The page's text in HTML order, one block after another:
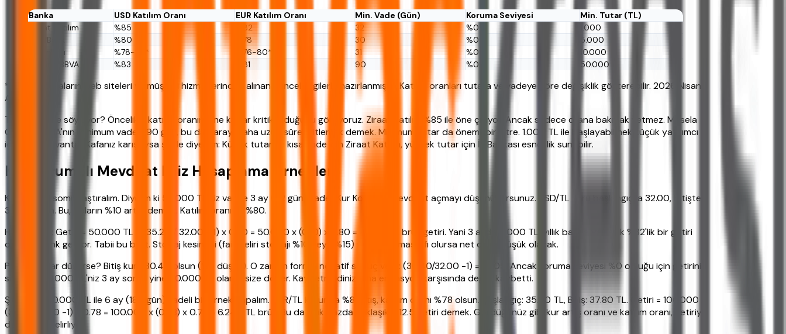
Banka USD Katılım Oranı EUR Katılım Oranı Min. Vade (Gün) Koruma Seviyesi
Min. Tutar (TL)
Ziraat Katılım
%85 %82 32 %0
1.000
%80 %78 30 %0
5.000
İş Bankası
%78-82* %76-80* 31 %0
10.000
Garanti BBVA
%83 %81 90 %0 50.000
*Tablo, bankaların web siteleri ve müşteri hizmetlerinden alınan güncel bilgilerle hazırlanmıştır. Katılım oranları tutara ve vadeye göre değişiklik gösterebilir. 2026 Nisan
Ayı verileri.
Tablo bize ne söylüyor? Öncelikle katılım oranının ne kadar kritik olduğunu görüyoruz. Ziraat Katılım %85 ile öne çıkıyor. Ancak sadece orana bakmak yetmez. Mesela
Garanti BBVA'nın minimum vadesi 90 gün, bu da parayı daha uzun süre kilitlemek demek. Minimum tutar da önemli bir filtre. 1.000 TL ile başlayabilmek küçük yatırımcı
için büyük avantaj. Kafanız karıştıysa şöyle diyeyim: Küçük tutar ve kısa vade için Ziraat Katılım, yüksek tutar için İş Bankası esneklik sunabilir.
Kur Korumalı Mevduat Faiz Hesaplama Örnekleri
Konuşmayı somutlaştıralım. Diyelim ki 50.000 TL'niz var ve 3 ay (92 gün) vadeli Kur Korumalı Mevduat açmayı düşünüyorsunuz. USD/TL kuru başlangıçta 32.00, bitişte
35.20 olsun. Bu, doların %10 artışı demek. Katılım oranınız %80.
Hesaplama: Getiri = 50.000 TL x (35.20 / 32.00 - 1) x 0.80 = 50.000 x (0.10) x 0.80 = 4.000 TL brüt getiri. Yani 3 ayda 4.000 TL, yıllık bazda yaklaşık %32'lik bir getiri
oranına denk geliyor. Tabii bu brüt. Stopaj kesintisi (faiz geliri stopajı %10 veya %15) ve banka masrafı olursa net daha düşük olacak.
Peki ya dolar düşerse? Bitiş kuru 30.40 olsun (%5 düşüş). O zaman formül negatif sonuç verir: (30.40/32.00 -1) = -0.05. Ancak koruma seviyesi %0 olduğu için getiriniz
sıfır olur. 50.000 TL'niz 3 ay sonra yine 50.000 TL olarak size döner. Kaybetmediniz ama enflasyon karşısında değer kaybetti.
Şimdi de 100.000 TL ile 6 ay (184 gün) vadeli bir örnek yapalım. EUR/TL kurunda %8 artış, katılım oranı %78 olsun. Başlangıç: 35.00 TL, Bitiş: 37.80 TL. Getiri = 100.000 x
(37.80/35.00 -1) x 0.78 = 100.000 x (0.08) x 0.78 = 6.240 TL brüt. Bu da yıllık bazda yaklaşık %12.5 getiri demek. Gördüğünüz gibi kur artış oranı ve katılım oranı, getiriyi
doğrudan belirliyor.